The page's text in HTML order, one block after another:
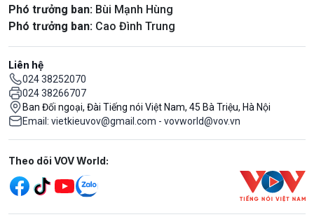
Phó trưởng ban: Bùi Mạnh Hùng
Phó trưởng ban: Cao Đình Trung
Liên hệ
024 38252070
024 38266707
Ban Đối ngoại, Đài Tiếng nói Việt Nam, 45 Bà Triệu, Hà Nội
Email: vietkieuvov@gmail.com - vovworld@vov.vn
Mạng xã hội
Theo dõi VOV World: